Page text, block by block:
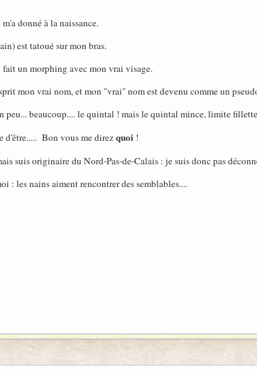
donné à la naissance.
est tatoué sur mon bras.
fait un morphing avec mon vrai visage.
mon vrai nom, et mon "vrai" nom est devenu comme un
peu... beaucoup.... le quintal ! mais le quintal mince, limite
d'être..... Bon vous me direzquoi !
suis originaire du Nord-Pas-de-Calais : je suis donc pas
: les nains aiment rencontrer des semblables....